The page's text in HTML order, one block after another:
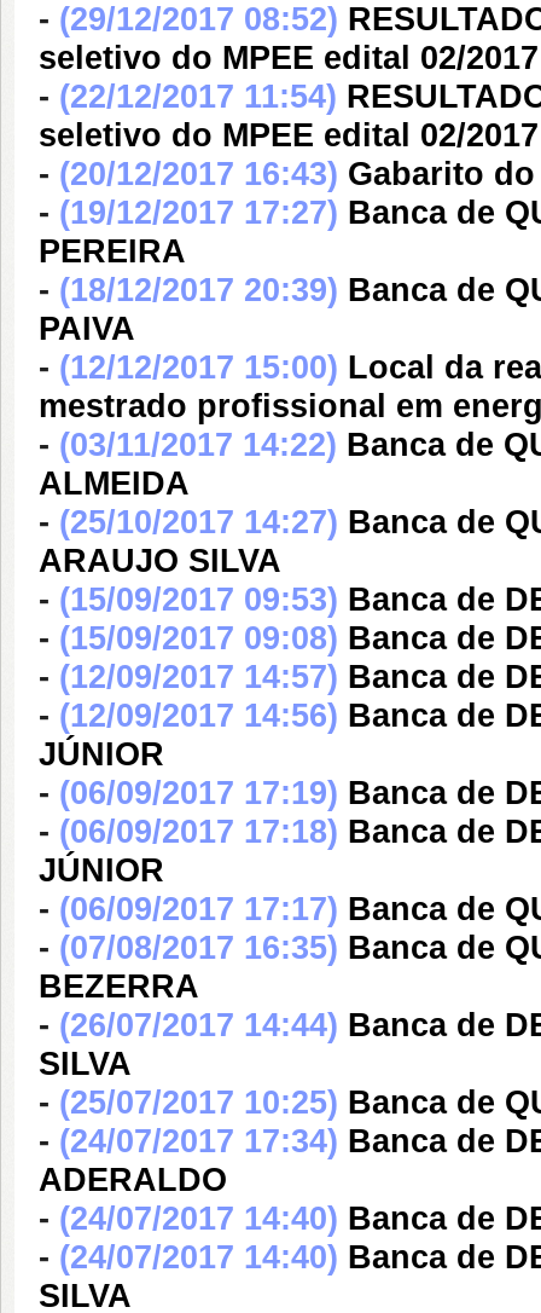
- (29/12/2017 08:52)
seletivo do MPEE edital 02/2017
- (22/12/2017 11:54)
seletivo do MPEE edital 02/2017
- (20/12/2017 16:43) Gabarito
- (19/12/2017 17:27) Banca de
PEREIRA
- (18/12/2017 20:39) Banca de
PAIVA
- (12/12/2017 15:00) Local da
mestrado profissional em
- (03/11/2017 14:22) Banca de
ALMEIDA
- (25/10/2017 14:27) Banca de
ARAUJO SILVA
- (15/09/2017 09:53) Banca de
- (15/09/2017 09:08) Banca de
- (12/09/2017 14:57) Banca de
- (12/09/2017 14:56) Banca de
JÚNIOR
- (06/09/2017 17:19) Banca de
- (06/09/2017 17:18) Banca de
JÚNIOR
- (06/09/2017 17:17) Banca de
- (07/08/2017 16:35) Banca de
BEZERRA
- (26/07/2017 14:44) Banca de
SILVA
- (25/07/2017 10:25) Banca de
- (24/07/2017 17:34) Banca de
ADERALDO
- (24/07/2017 14:40) Banca de
- (24/07/2017 14:40) Banca de
SILVA